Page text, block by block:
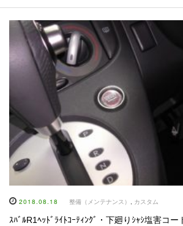
2018.08.18 整備（メンテナンス） カスタム
ｽﾊﾞﾙR1ﾍｯﾄﾞﾗｲﾄｺｰﾃｨﾝｸﾞ・下廻りｼｬｼ塩害コー